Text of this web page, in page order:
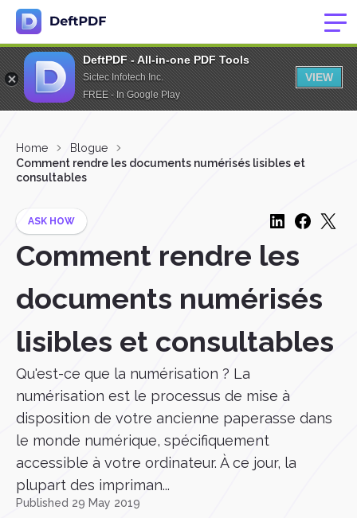
DeftPDF - All-in-one PDF Tools
Sictec Infotech Inc.
FREE - In Google Play
VIEW
Home
Blogue
Comment rendre les documents numérisés lisibles et
consultables
ASK HOW
Comment rendre les
documents numérisés
lisibles et consultables
Qu'est-ce que la numérisation ? La
numérisation est le processus de mise à
disposition de votre ancienne paperasse dans
le monde numérique, spécifiquement
accessible à votre ordinateur. À ce jour, la
plupart des impriman...
Published 29 May 2019